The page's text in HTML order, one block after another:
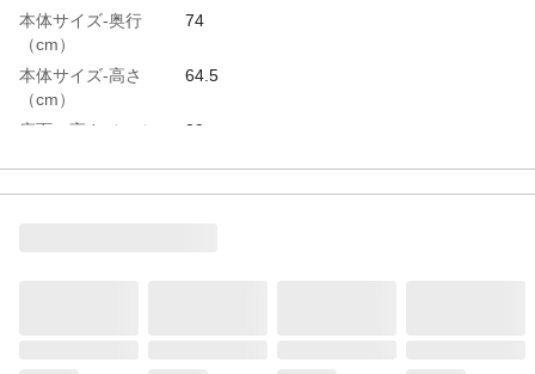
本体サイズ-奥行
（cm）
74
本体サイズ-高さ
（cm）
64.5
座面の高さ（cm）
29
適応人数
2